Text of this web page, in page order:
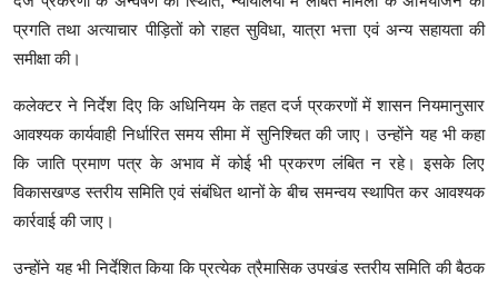
प्रगति तथा अत्याचार पीड़ितों को राहत सुविधा,यात्रा भत्ता एवं अन्य सहायता की
समीक्षा की।
कलेक्टर ने निर्देश दिए कि अधिनियम के तहत दर्ज प्रकरणों में शासन नियमानुसार
आवश्यक कार्यवाही निर्धारित समय सीमा में सुनिश्चित की जाए। उन्होंने यह भी कहा
कि जाति प्रमाण पत्र के अभाव में कोई भी प्रकरण लंबित न रहे। इसके लिए
विकासखण्ड स्तरीय समिति एवं संबंधित थानों के बीच समन्वय स्थापित कर आवश्यक
कार्रवाई की जाए।
उन्होंने यह भी निर्देशित किया कि प्रत्येक त्रैमासिक उपखंड स्तरीय समिति की बैठक